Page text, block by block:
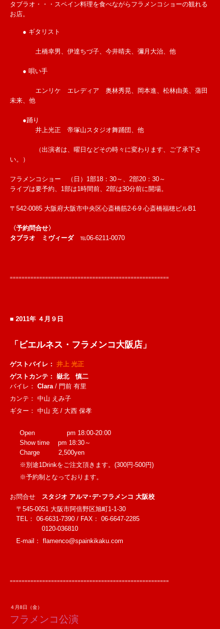
タブラオ・・・スペイン料理を食べながらフラメンコショーの観れる
お店。
● ギタリスト
土橋幸男、伊達ちづ子、今井晴夫、彌月大治、他
● 唄い手
エンリケ エレディア 奥林秀晃、岡本進、松林由美、蒲田
未来、他
●踊り
井上光正 帝塚山スタジオ舞踊団、他
（出演者は、曜日などその時々に変わります、ご了承下さ
い。）
フラメンコショー （日）1部18：30～、2部20：30～
ライブは要予約、1部は1時間前、2部は30分前に開場。
〒542-0085 大阪府大阪市中央区心斎橋筋2-6-9 心斎橋福穂ビルB1
〈予約問合せ〉
タブラオ ミヴィーダ ℡06-6211-0070
======================================================
■ 2011年 ４月９日
「ビエルネス・フラメンコ大阪店」
ゲストバイレ： 井上 光正
ゲストカンテ： 嶽北 慎二
バイレ： Clara / 門前 有里
カンテ： 中山 えみ子
ギター： 中山 充 / 大西 保孝
Open pm 18:00-20:00
Show time pm 18:30～
Charge 2,500yen
※別途1Drinkをご注文頂きます。(300円-500円)
※予約制となっております。
お問合せ スタジオ アルマ･デ･フラメンコ 大阪校
〒545-0051 大阪市阿倍野区旭町1-1-30
TEL： 06-6631-7390 / FAX： 06-6647-2285
0120-036810
E-mail： flamenco@spainkikaku.com
======================================================
４月8日（金）
フラメンコ公演